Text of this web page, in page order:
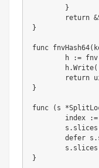
}
return &
}
func fnvHash64(
	h
:= fnv
	h
.Write(
return
}
func ( s *
	index
:=
	s
. slices
defer s .
	s
. slices
}